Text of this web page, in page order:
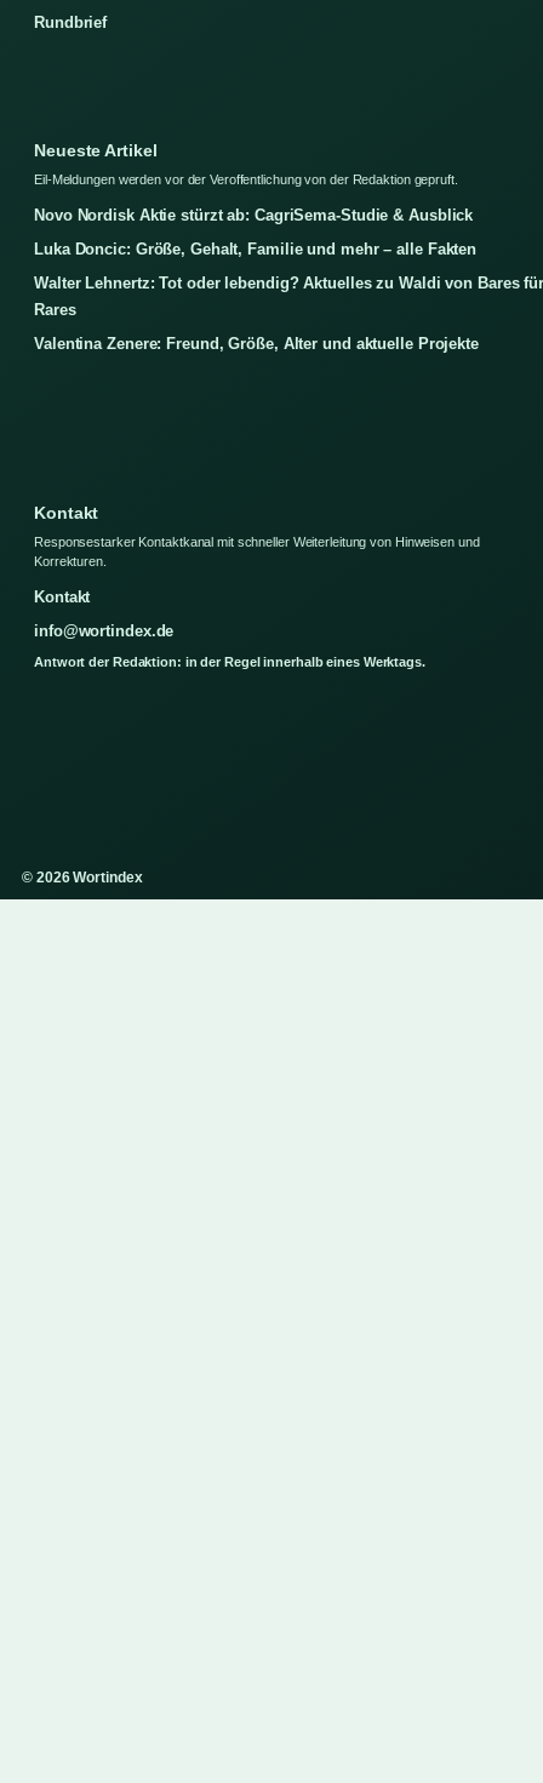
Rundbrief
Neueste Artikel
Eil-Meldungen werden vor der Veroffentlichung von der Redaktion gepruft.
Novo Nordisk Aktie stürzt ab: CagriSema-Studie & Ausblick
Luka Doncic: Größe, Gehalt, Familie und mehr – alle Fakten
Walter Lehnertz: Tot oder lebendig? Aktuelles zu Waldi von Bares
Rares
Valentina Zenere: Freund, Größe, Alter und aktuelle Projekte
Kontakt
Responsestarker Kontaktkanal mit schneller Weiterleitung von Hinweisen und
Korrekturen.
Kontakt
info@wortindex.de
Antwort der Redaktion: in der Regel innerhalb eines Werktags.
© 2026 Wortindex